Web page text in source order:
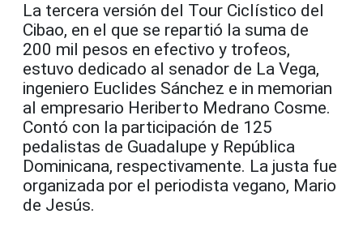
La tercera versión del Tour Ciclístico del
Cibao, en el que se repartió la suma de
200 mil pesos en efectivo y trofeos,
estuvo dedicado al senador de La Vega,
ingeniero Euclides Sánchez e in memorian
al empresario Heriberto Medrano Cosme.
Contó con la participación de 125
pedalistas de Guadalupe y República
Dominicana, respectivamente. La justa fue
organizada por el periodista vegano, Mario
de Jesús.